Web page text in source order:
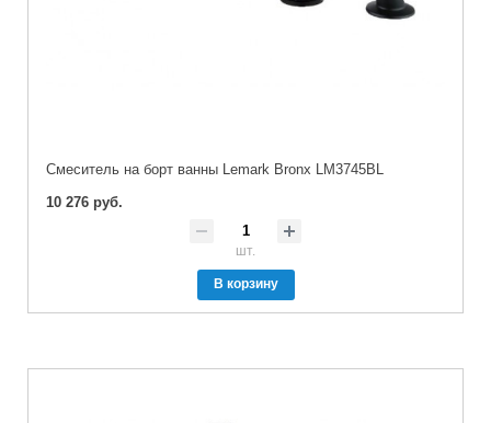
Cмеситель на борт ванны Lemark Bronx LM3745BL
10 276 руб.
шт.
В корзину